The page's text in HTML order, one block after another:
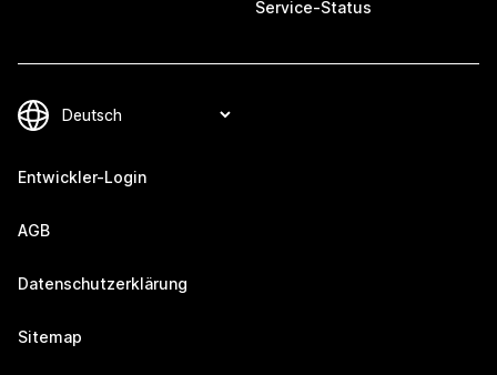
Service-Status
Entwickler-Login
AGB
Datenschutzerklärung
Sitemap